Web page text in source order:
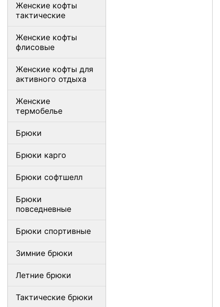
Женские кофты
тактические
Женские кофты
флисовые
Женские кофты для
активного отдыха
Женские
термобелье
Брюки
Брюки карго
Брюки софтшелл
Брюки
повседневные
Брюки спортивные
Зимние брюки
Летние брюки
Тактические брюки